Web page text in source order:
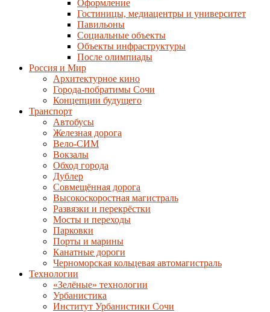
Оформление
Гостиницы, медиацентры и университет
Павильоны
Социальные объекты
Объекты инфраструктуры
После олимпиады
Россия и Мир
Архитектурное кино
Города-побратимы Сочи
Концепции будущего
Транспорт
Автобусы
Железная дорога
Вело-СИМ
Вокзалы
Обход города
Дублер
Совмещённая дорога
Высокоскоростная магистраль
Развязки и перекрёстки
Мосты и переходы
Парковки
Порты и марины
Канатные дороги
Черноморская кольцевая автомагистраль
Технологии
«Зелёные» технологии
Урбанистика
Институт Урбанистики Сочи